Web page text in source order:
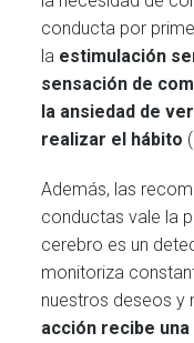
conducta por
la estimulación
sensación de
la ansiedad de
realizar el hábito
Además, las
conductas vale la
cerebro es un
monitoriza
nuestros deseos y
acción recibe